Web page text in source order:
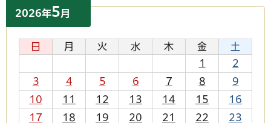
2026年5月
日 月 火 水 木 金
土
1
2
3
4 5 6 7 8
9
10
11 12 13 14 15
16
17
18 19 20 21 22
23